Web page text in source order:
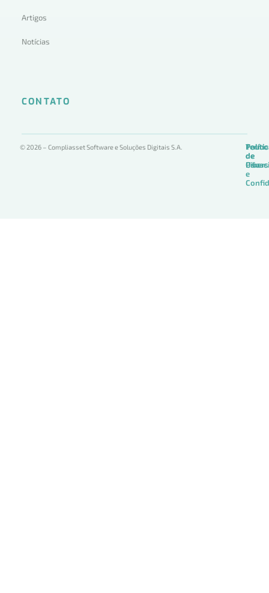
Artigos
Notícias
CONTATO
© 2026 – Compliasset Software e Soluções Digitais S.A.
de
Uso
de
de
e